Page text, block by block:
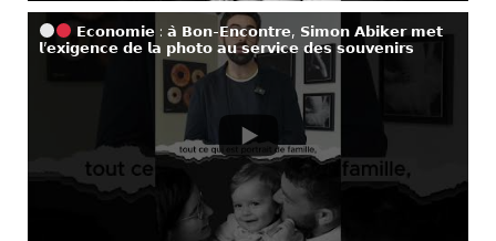
𝗘𝗰𝗼𝗻𝗼𝗺𝗶𝗲 : 𝗮̀ 𝗕𝗼𝗻-𝗘𝗻𝗰𝗼𝗻𝘁𝗿𝗲, 𝗦𝗶𝗺𝗼𝗻 𝗔𝗯𝗶𝗸𝗲𝗿 𝗺𝗲𝘁
𝗹’𝗲𝘅𝗶𝗴𝗲𝗻𝗰𝗲 𝗱𝗲 𝗹𝗮 𝗽𝗵𝗼𝘁𝗼 𝗮𝘂 𝘀𝗲𝗿𝘃𝗶𝗰𝗲 𝗱𝗲𝘀 𝘀𝗼𝘂𝘃𝗲𝗻𝗶𝗿𝘀